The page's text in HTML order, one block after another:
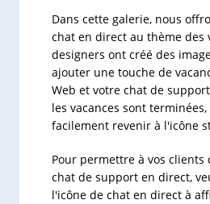
Dans cette galerie, nous
chat en direct au thème des
designers ont créé des
ajouter une touche de
Web et votre chat de
les vacances sont
facilement revenir à l'icône
Pour permettre à vos clients
chat de support en direct,
l'icône de chat en direct à